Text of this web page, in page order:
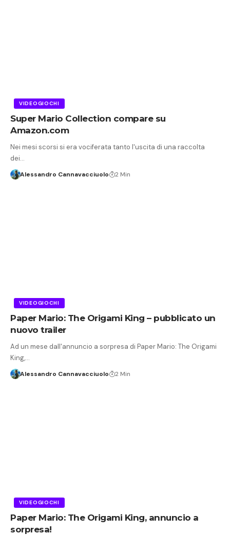
VIDEOGIOCHI
Super Mario Collection compare su
Amazon.com
Nei mesi scorsi si era vociferata tanto l'uscita di una raccolta
dei…
Alessandro Cannavacciuolo 2 Min
VIDEOGIOCHI
Paper Mario: The Origami King – pubblicato un
nuovo trailer
Ad un mese dall'annuncio a sorpresa di Paper Mario: The Origami
King,…
Alessandro Cannavacciuolo 2 Min
VIDEOGIOCHI
Paper Mario: The Origami King, annuncio a
sorpresa!